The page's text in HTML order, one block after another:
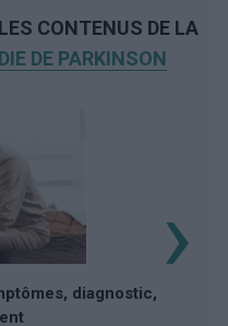
CONTENUS DE LA
DE PARKINSON
diagnostic, ›